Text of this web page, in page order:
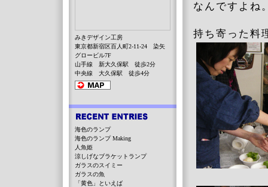
なんです
持ち寄った料
みきデザイン工房
東京都新宿区百人町2-11-24 染矢
グロービル7F
山手線 新大久保駅 徒歩2分
中央線 大久保駅 徒歩4分
海色のランプ
海色のランプ Making
人魚姫
涼しげなブラケットランプ
ガラスのスイミー
ガラスの魚
「黄色」といえば